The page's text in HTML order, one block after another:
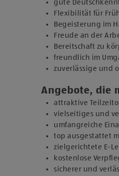
gute
Flexibilität für
Begeisterung im
Freude an der
Bereitschaft zu
freundlich im
zuverlässige und
Angebote, die
attraktive
vielseitiges und
umfangreiche
top ausgestattet
zielgerichtete E-
kostenlose
sicherer und